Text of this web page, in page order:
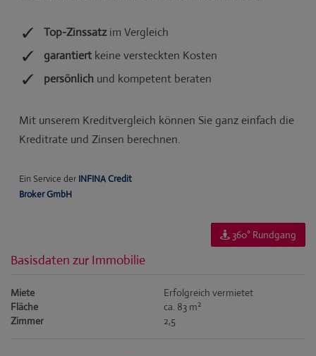
360° Rundgang
Basisdaten zur Immobilie
Miete
Erfolgreich vermietet
Fläche
ca. 83 m2
Zimmer 2,5